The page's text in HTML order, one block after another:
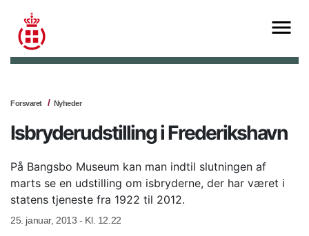
Forsvaret Nyheder
Isbryderudstilling i Frederikshavn
På Bangsbo Museum kan man indtil slutningen af
marts se en udstilling om isbryderne, der har været i
statens tjeneste fra 1922 til 2012.
25. januar, 2013 - Kl. 12.22